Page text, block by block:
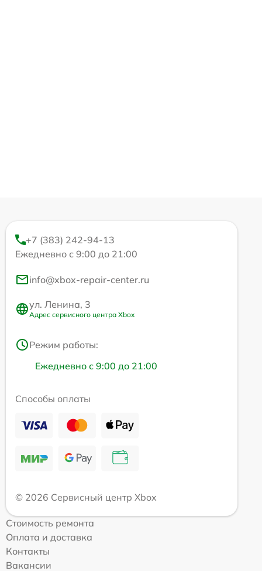
+7 (383) 242-94-13
Ежедневно с 9:00 до 21:00
info@xbox-repair-center.ru
ул. Ленина, 3
Адрес сервисного центра Xbox
Режим работы:
Ежедневно с 9:00 до 21:00
Способы оплаты
© 2026 Сервисный центр Xbox
Стоимость ремонта
Оплата и доставка
Контакты
Вакансии